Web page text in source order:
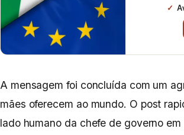
A mensagem foi concluída com um
mães oferecem ao mundo. O post
lado humano da chefe de governo